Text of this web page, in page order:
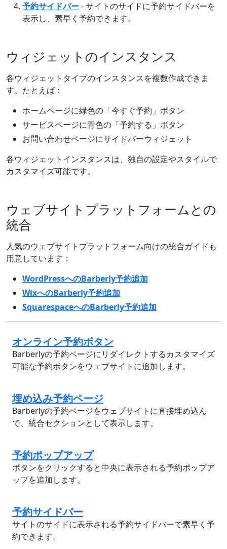
予約サイドバー- サイトのサイドに予約サイドバーを
表示し、素早く予約できます。
ウィジェットのインスタンス
各ウィジェットタイプのインスタンスを複数作成できま
す。たとえば：
ホームページに緑色の「今すぐ予約」ボタン
サービスページに青色の「予約する」ボタン
お問い合わせページにサイドバーウィジェット
各ウィジェットインスタンスは、独自の設定やスタイルで
カスタマイズ可能です。
ウェブサイトプラットフォームとの
統合
人気のウェブサイトプラットフォーム向けの統合ガイドも
用意しています：
WordPressへのBarberly予約追加
WixへのBarberly予約追加
SquarespaceへのBarberly予約追加
オンライン予約ボタン
Barberlyの予約ページにリダイレクトするカスタマイズ
可能な予約ボタンをウェブサイトに追加します。
埋め込み予約ページ
Barberlyの予約ページをウェブサイトに直接埋め込ん
で、統合セクションとして表示します。
予約ポップアップ
ボタンをクリックすると中央に表示される予約ポップア
ップを追加します。
予約サイドバー
サイトのサイドに表示される予約サイドバーで素早く予
約できます。